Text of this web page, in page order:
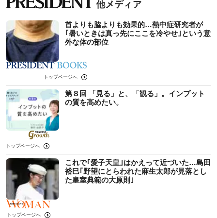
首よりも脇よりも効果的…熱中症研究者が
｢暑いときは真っ先にここを冷やせ｣という意
外な体の部位
トップページへ
第８回 「見る」と、「観る」。インプット
の質を高めたい。
トップページへ
これで｢愛子天皇｣はかえって近づいた…島田
裕巳｢野望にとらわれた麻生太郎が見落とし
た皇室典範の大原則｣
トップページへ